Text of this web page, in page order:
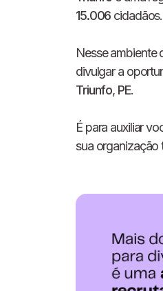
15.006 cidadãos.
Nesse ambiente
divulgar a
Triunfo, PE.
É para auxiliar
sua organização